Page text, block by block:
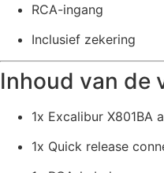
RCA-ingang
Inclusief zekering
Inhoud van de
1x Excalibur X801BA
1x Quick release